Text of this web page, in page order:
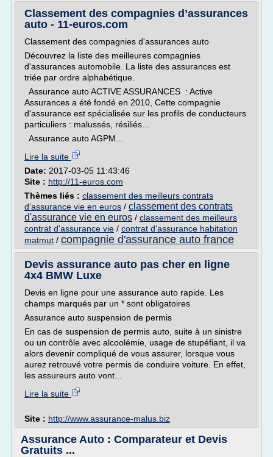
Classement des compagnies d’assurances
auto - 11-euros.com
Classement des compagnies d'assurances auto
Découvrez la liste des meilleures compagnies
d'assurances automobile. La liste des assurances est
triée par ordre alphabétique.
Assurance auto ACTIVE ASSURANCES : Active
Assurances a été fondé en 2010, Cette compagnie
d'assurance est spécialisée sur les profils de conducteurs
particuliers : malussés, résiliés...
Assurance auto AGPM...
Lire la suite
Date: 2017-03-05 11:43:46
Site : http://11-euros.com
Thèmes liés : classement des meilleurs contrats
d'assurance vie en euros / classement des contrats
d'assurance vie en euros / classement des meilleurs
contrat d'assurance vie / contrat d'assurance habitation
matmut / compagnie d'assurance auto france
Devis assurance auto pas cher en ligne
4x4 BMW Luxe
Devis en ligne pour une assurance auto rapide. Les
champs marqués par un * sont obligatoires
Assurance auto suspension de permis
En cas de suspension de permis auto, suite à un sinistre
ou un contrôle avec alcoolémie, usage de stupéfiant, il va
alors devenir compliqué de vous assurer, lorsque vous
aurez retrouvé votre permis de conduire voiture. En effet,
les assureurs auto vont...
Lire la suite
Site : http://www.assurance-malus.biz
Assurance Auto : Comparateur et Devis
Gratuits ...